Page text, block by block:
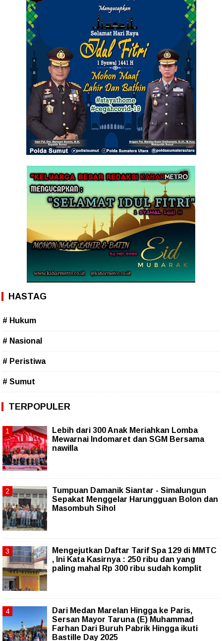
HASTAG
# Hukum
# Nasional
# Peristiwa
# Sumut
TERPOPULER
Lebih dari 300 Anak Meriahkan Lomba
Mewarnai Indomaret dan SGM Bersama
nawilla
Tumpuan Damanik Siantar - Simalungun
Sepakat Menggelar Harungguan Bolon dan
Masombuh Sihol
Mengejutkan Daftar Tarif Spa 129 di MMTC
, Ini Kata Kasirnya : 250 ribu dan yang
paling mahal Rp 300 ribu sudah komplit
‎Dari Medan Marelan Hingga ke Paris,
Sersan Mayor Taruna (E) Muhammad
Farhan Dari Buruh Pabrik Hingga ikuti
Bastille Day 2025